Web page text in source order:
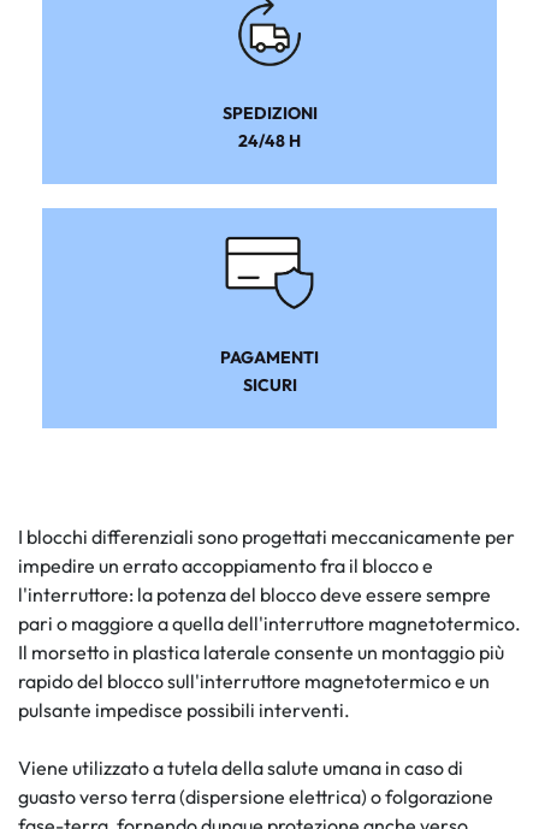
SPEDIZIONI
24/48 H
PAGAMENTI
SICURI
I blocchi differenziali sono progettati meccanicamente per
impedire un errato accoppiamento fra il blocco e
l'interruttore: la potenza del blocco deve essere sempre
pari o maggiore a quella dell'interruttore magnetotermico.
Il morsetto in plastica laterale consente un montaggio più
rapido del blocco sull'interruttore magnetotermico e un
pulsante impedisce possibili interventi.
Viene utilizzato a tutela della salute umana in caso di
guasto verso terra (dispersione elettrica) o folgorazione